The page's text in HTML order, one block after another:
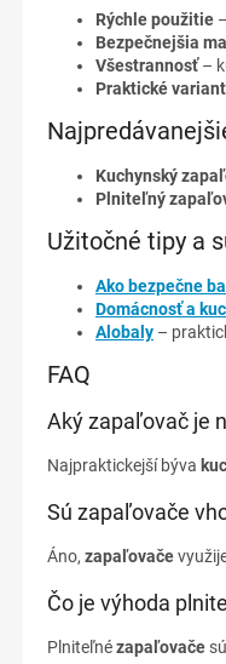
Rýchle použitie
Bezpečnejšia
Všestrannosť–
Praktické
Kuchynský
Plniteľný
Užitočné tipy a
Ako bezpečne
Domácnosť a
Alobaly –
FAQ
Aký zapaľovač je
Najpraktickejší býva
Sú zapaľovače
Áno, zapaľovače
Čo je výhoda
Plniteľnézapaľovače